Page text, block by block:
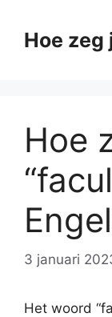
naarHoe zeg
Hoe
3 januari
Het woord